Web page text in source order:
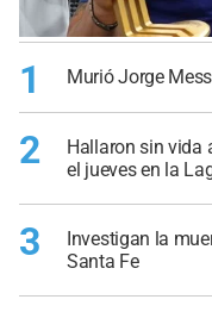
1 Murió Jorge
2
Hallaron sin vida
el jueves en la
3
Investigan la
Santa Fe